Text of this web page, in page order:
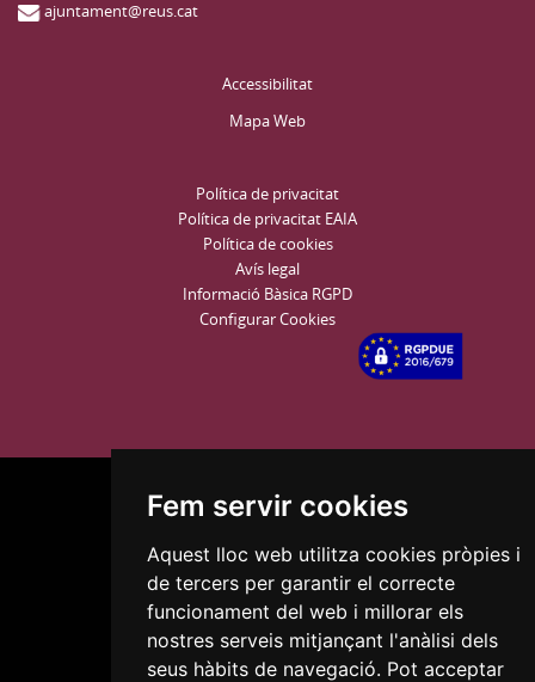
Fem servir cookies
Aquest lloc web utilitza cookies pròpies i
de tercers per garantir el correcte
funcionament del web i millorar els
nostres serveis mitjançant l'anàlisi dels
seus hàbits de navegació. Pot acceptar
ajuntament@reus.cat
Accessibilitat
Mapa Web
Política de privacitat
Política de privacitat EAIA
Política de cookies
Avís legal
Informació Bàsica RGPD
Configurar Cookies
Plaça del Mercadal · 43201 Reus
977 010 010
ajuntament@reus.cat
| reus.cat